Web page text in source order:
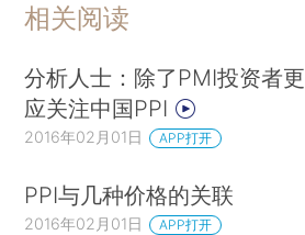
相关阅读
分析人士：除了PMI投资者更
应关注中国PPI
2016年02月01日 APP打开
PPI与几种价格的关联
2016年02月01日 APP打开